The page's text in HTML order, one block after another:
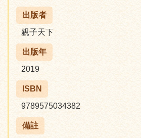
出版者
親子天下
出版年
2019
ISBN
9789575034382
備註